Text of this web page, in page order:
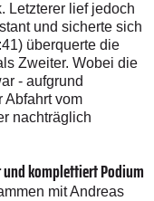
Letzterer lief jedoch
und sicherte sich
überquerte die
Zweiter. Wobei die
- aufgrund
Abfahrt vom
nachträglich
und komplettiert Podium
mit Andreas